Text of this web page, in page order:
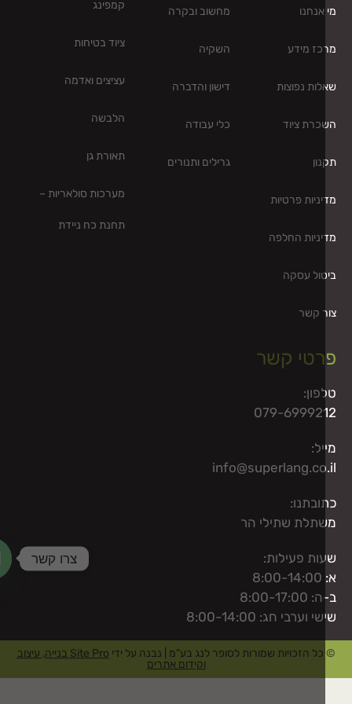
מידע
נפוצות
ציוד
פרטיות
החלפה
עסקה
קשר
מחשוב ובקרה
השקיה
דישון והדברה
כלי עבודה
גרילים ותנורים
קמפינג
ציוד בטיחות
עציצים ואדמה
הלבשה
תאורת גן
מערכות סולאריות –
תחנת כח ניידת
קשר
079-
שתילי הר
פעילות:
17:00
וערבי חג: 8:00-14:00
הזכויות שמורות לסופר לנג בע"מ | נבנה על ידי
Site Pro בנייה, עיצוב
וקידום אתרים
צרו קשר